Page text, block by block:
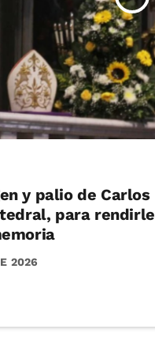
y palio de Carlos
para rendirle
2026